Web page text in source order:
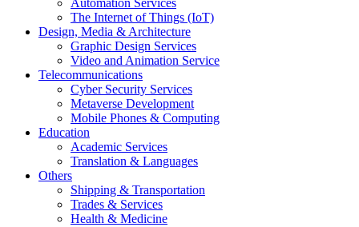
Automation Services
The Internet of Things (IoT)
Design, Media & Architecture
Graphic Design Services
Video and Animation Service
Telecommunications
Cyber Security Services
Metaverse Development
Mobile Phones & Computing
Education
Academic Services
Translation & Languages
Others
Shipping & Transportation
Trades & Services
Health & Medicine